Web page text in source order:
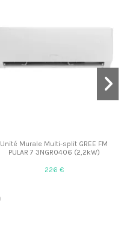
Unité Murale Multi-split GREE FM
PULAR 7 3NGR0406 (2,2kW)
226 €